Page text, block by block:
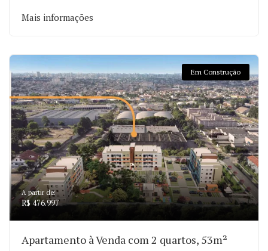
Mais informações
Em Construção
A partir de:
R$ 476.997
Apartamento à Venda com 2 quartos, 53m²